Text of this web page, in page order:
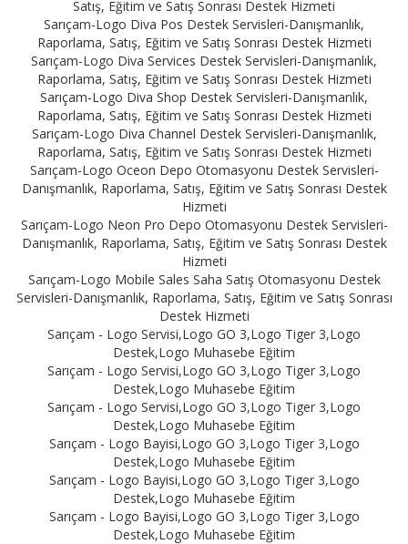
Satış, Eğitim ve Satış Sonrası Destek Hizmeti
Sarıçam-Logo Diva Pos Destek Servisleri-Danışmanlık,
Raporlama, Satış, Eğitim ve Satış Sonrası Destek Hizmeti
Sarıçam-Logo Diva Services Destek Servisleri-Danışmanlık,
Raporlama, Satış, Eğitim ve Satış Sonrası Destek Hizmeti
Sarıçam-Logo Diva Shop Destek Servisleri-Danışmanlık,
Raporlama, Satış, Eğitim ve Satış Sonrası Destek Hizmeti
Sarıçam-Logo Diva Channel Destek Servisleri-Danışmanlık,
Raporlama, Satış, Eğitim ve Satış Sonrası Destek Hizmeti
Sarıçam-Logo Oceon Depo Otomasyonu Destek Servisleri-
Danışmanlık, Raporlama, Satış, Eğitim ve Satış Sonrası Destek
Hizmeti
Sarıçam-Logo Neon Pro Depo Otomasyonu Destek Servisleri-
Danışmanlık, Raporlama, Satış, Eğitim ve Satış Sonrası Destek
Hizmeti
Sarıçam-Logo Mobile Sales Saha Satış Otomasyonu Destek
Servisleri-Danışmanlık, Raporlama, Satış, Eğitim ve Satış Sonrası
Destek Hizmeti
Sarıçam - Logo Servisi,Logo GO 3,Logo Tiger 3,Logo
Destek,Logo Muhasebe Eğitim
Sarıçam - Logo Servisi,Logo GO 3,Logo Tiger 3,Logo
Destek,Logo Muhasebe Eğitim
Sarıçam - Logo Servisi,Logo GO 3,Logo Tiger 3,Logo
Destek,Logo Muhasebe Eğitim
Sarıçam - Logo Bayisi,Logo GO 3,Logo Tiger 3,Logo
Destek,Logo Muhasebe Eğitim
Sarıçam - Logo Bayisi,Logo GO 3,Logo Tiger 3,Logo
Destek,Logo Muhasebe Eğitim
Sarıçam - Logo Bayisi,Logo GO 3,Logo Tiger 3,Logo
Destek,Logo Muhasebe Eğitim